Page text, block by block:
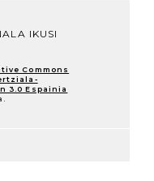
IKUSI
Commons
3.0 Espainia